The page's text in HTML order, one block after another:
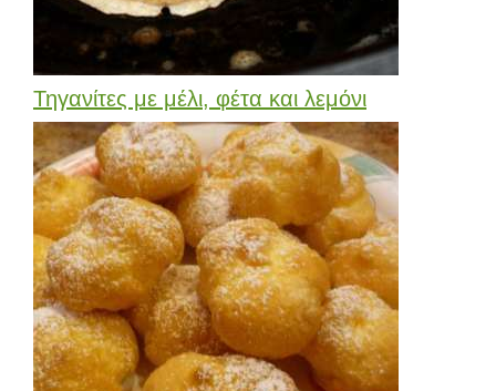
Τηγανίτες με μέλι, φέτα και λεμόνι